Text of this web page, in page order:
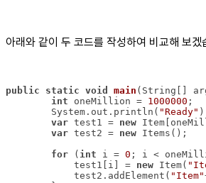
아래와 같이 두 코드를 작성하여 비교해 보겠
public static void main (String[]
int oneMillion = 1000000
        System.out.println(
"Ready"
var test1 = new
var test2 = new
for ( int i = 0
            test1[i] =
new Item(
            test2.addElement(
"Item"